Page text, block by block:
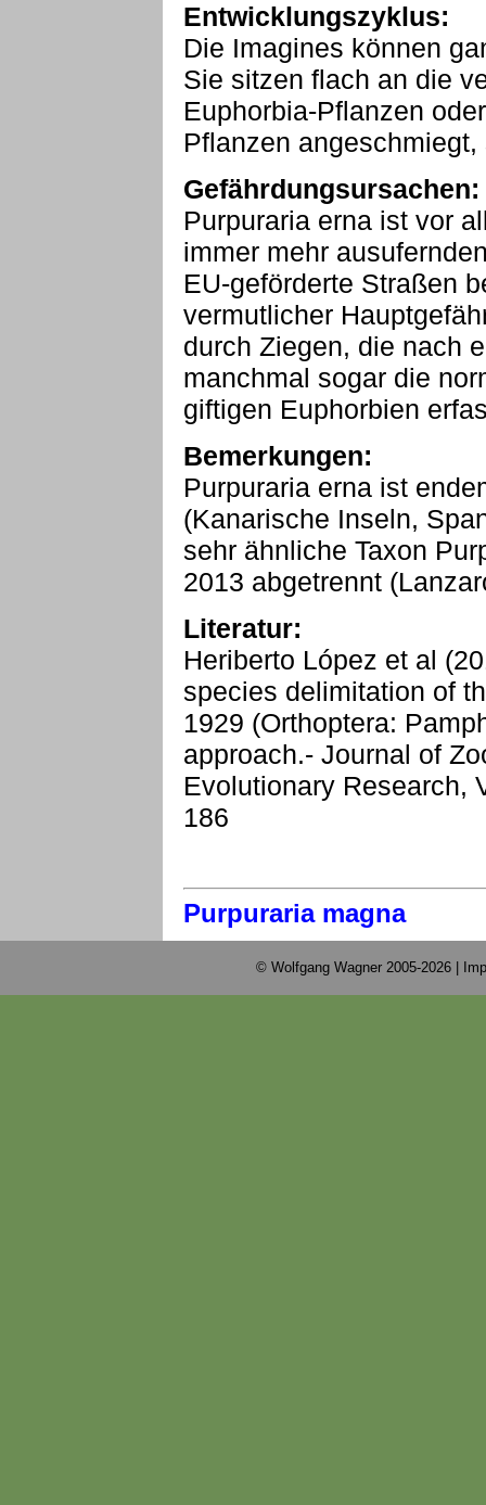
Entwicklungszyklus:
Die Imagines können
Sie sitzen flach an die
Euphorbia-Pflanzen
Pflanzen
Gefährdungsursachen:
Purpuraria erna ist vor
immer mehr
EU-geförderte Straßen
vermutlicher
durch Ziegen, die nach
manchmal sogar die
giftigen Euphorbien
Bemerkungen:
Purpuraria erna ist
(Kanarische Inseln,
sehr ähnliche Taxon
2013 abgetrennt
Literatur:
Heriberto López et al
species delimitation of
1929 (Orthoptera:
approach.- Journal of
Evolutionary Research,
186
Purpuraria magna
© Wolfgang Wagner 2005-2026 |